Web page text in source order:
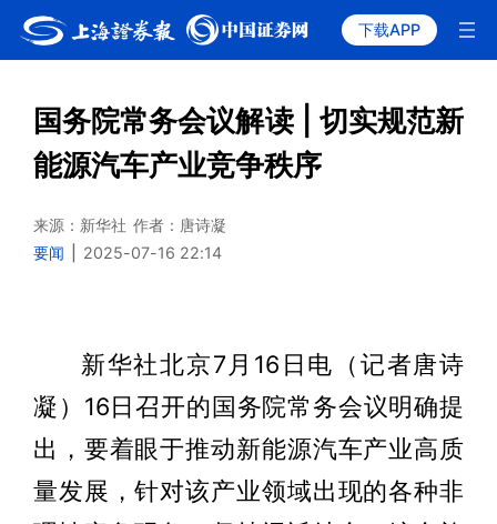
下载APP
国务院常务会议解读 | 切实规范新
能源汽车产业竞争秩序
来源：新华社 作者：唐诗凝
要闻
2025-07-16 22:14
新华社北京7月16日电（记者唐诗
凝）16日召开的国务院常务会议明确提
出，要着眼于推动新能源汽车产业高质
量发展，针对该产业领域出现的各种非